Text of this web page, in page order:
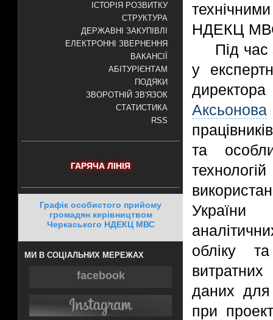
ІСТОРІЯ РОЗВИТКУ
СТРУКТУРА
ДЕРЖАВНІ ЗАКУПІВЛІ
ЕЛЕКТРОННІ ЗВЕРНЕННЯ
ВАКАНСІЇ
АБІТУРІЄНТАМ
ПОДЯКИ
ЗВОРОТНІЙ ЗВ'ЯЗОК
СТАТИСТИКА
RSS
ГАРЯЧА ЛІНІЯ
Графік особистого прийому
громадян керівництвом
Черкаського НДЕКЦ МВС
МИ В СОЦІАЛЬНИХ МЕРЕЖАХ
facebook
НДЕКЦ
Під час
у
Аксьонова
та
України
обліку
даних для
при